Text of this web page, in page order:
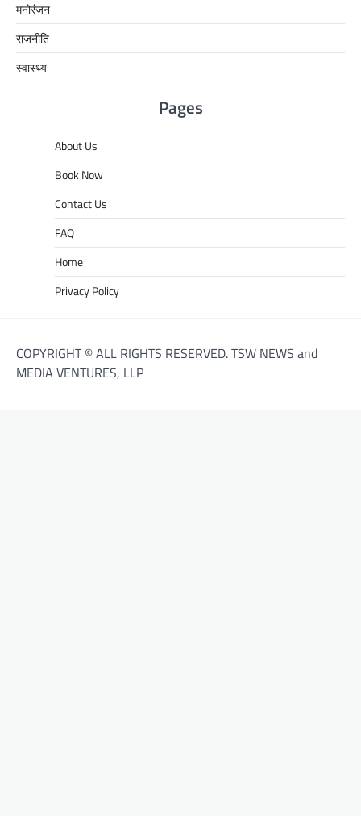
मनोरंजन
राजनीति
स्वास्थ्य
Pages
About Us
Book Now
Contact Us
FAQ
Home
Privacy Policy
COPYRIGHT © ALL RIGHTS RESERVED. TSW NEWS and
MEDIA VENTURES, LLP